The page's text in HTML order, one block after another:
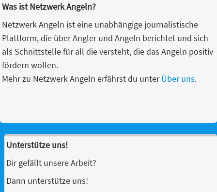
Was ist Netzwerk Angeln?
Netzwerk Angeln ist eine unabhängige journalistische
Plattform, die über Angler und Angeln berichtet und sich
als Schnittstelle für all die versteht, die das Angeln positiv
fördern wollen.
Mehr zu Netzwerk Angeln erfährst du unterÜber uns.
Unterstütze uns!
Dir gefällt unsere Arbeit?
Dann unterstütze uns!